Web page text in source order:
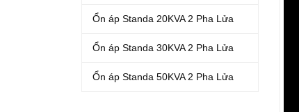
Ổn áp Standa 20KVA 2 Pha Lửa
Ổn áp Standa 30KVA 2 Pha Lửa
Ổn áp Standa 50KVA 2 Pha Lửa